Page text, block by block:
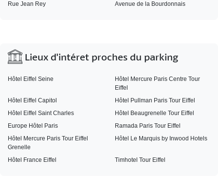
Rue Jean Rey
Avenue de la Bourdonnais
Lieux d'intéret proches du parking
Hôtel Eiffel Seine
Hôtel Mercure Paris Centre Tour
Eiffel
Hôtel Eiffel Capitol
Hôtel Pullman Paris Tour Eiffel
Hôtel Eiffel Saint Charles
Hôtel Beaugrenelle Tour Eiffel
Europe Hôtel Paris
Ramada Paris Tour Eiffel
Hôtel Mercure Paris Tour Eiffel
Grenelle
Hôtel Le Marquis by Inwood Hotels
Hôtel France Eiffel Timhotel Tour Eiffel